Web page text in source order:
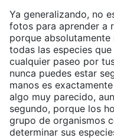
Ya generalizando, no
fotos para aprender a
porque
todas las especies
cualquier paseo por
nunca puedes estar
manos es
algo muy parecido,
segundo, porque los
grupo de organismos
determinar sus